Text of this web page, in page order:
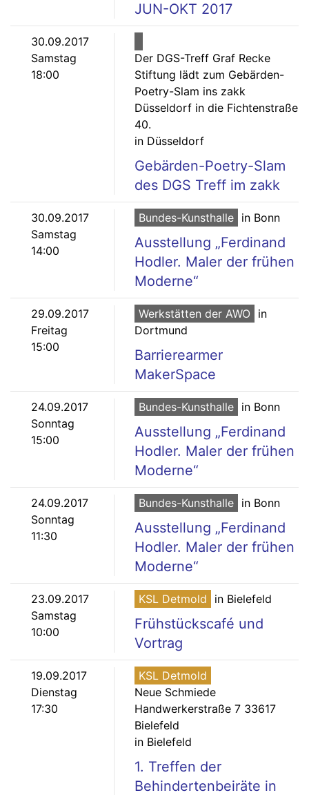
JUN-OKT 2017
30.09.2017
Samstag
18:00
Der DGS-Treff Graf Recke
Stiftung lädt zum Gebärden-
Poetry-Slam ins zakk
Düsseldorf in die Fichtenstraße
40.
in Düsseldorf
Gebärden-Poetry-Slam
des DGS Treff im zakk
30.09.2017
Samstag
14:00
Bundes-Kunsthalle in Bonn
Ausstellung „Ferdinand
Hodler. Maler der frühen
Moderne“
29.09.2017
Freitag
15:00
Werkstätten der AWO
in
Dortmund
Barrierearmer
MakerSpace
24.09.2017
Sonntag
15:00
Bundes-Kunsthalle in Bonn
Ausstellung „Ferdinand
Hodler. Maler der frühen
Moderne“
24.09.2017
Sonntag
11:30
Bundes-Kunsthalle in Bonn
Ausstellung „Ferdinand
Hodler. Maler der frühen
Moderne“
23.09.2017
Samstag
10:00
KSL Detmold in Bielefeld
Frühstückscafé und
Vortrag
19.09.2017
Dienstag
17:30
KSL Detmold
Neue Schmiede
Handwerkerstraße 7 33617
Bielefeld
in Bielefeld
1. Treffen der
Behindertenbeiräte in